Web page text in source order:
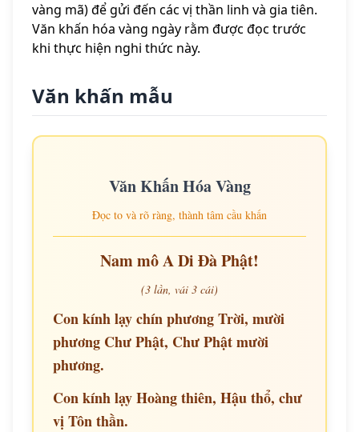
vàng mã) để gửi đến các vị thần linh và gia tiên.
Văn khấn hóa vàng ngày rằm được đọc trước
khi thực hiện nghi thức này.
Văn khấn mẫu
Văn Khấn Hóa Vàng
Đọc to và rõ ràng, thành tâm cầu khấn
Nam mô A Di Đà Phật!
(3 lần, vái 3 cái)
Con kính lạy chín phương Trời, mười
phương Chư Phật, Chư Phật mười
phương.
Con kính lạy Hoàng thiên, Hậu thổ, chư
vị Tôn thần.